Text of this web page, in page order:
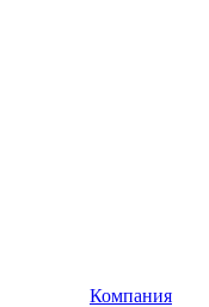
Компания